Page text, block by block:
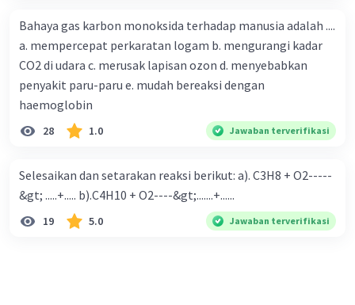
Bahaya gas karbon monoksida terhadap manusia adalah ....
a. mempercepat perkaratan logam b. mengurangi kadar
CO2 di udara c. merusak lapisan ozon d. menyebabkan
penyakit paru-paru e. mudah bereaksi dengan
haemoglobin
28 1.0 Jawaban terverifikasi
Selesaikan dan setarakan reaksi berikut: a). C3H8 + O2-----
&gt; .....+..... b).C4H10 + O2----&gt;.......+......
19 5.0 Jawaban terverifikasi